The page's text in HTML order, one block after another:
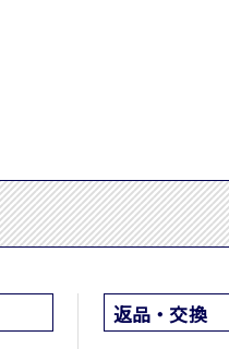
返品・交換